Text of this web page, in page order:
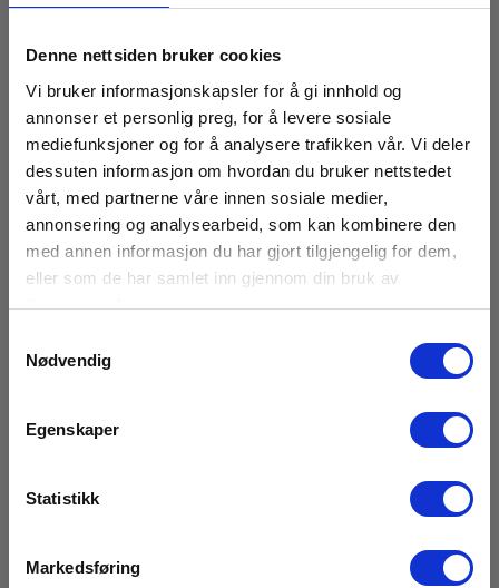
Denne nettsiden bruker cookies
Vi bruker informasjonskapsler for å gi innhold og
annonser et personlig preg, for å levere sosiale
mediefunksjoner og for å analysere trafikken vår. Vi deler
dessuten informasjon om hvordan du bruker nettstedet
vårt, med partnerne våre innen sosiale medier,
annonsering og analysearbeid, som kan kombinere den
med annen informasjon du har gjort tilgjengelig for dem,
eller som de har samlet inn gjennom din bruk av
tjenestene deres.
Nødvendig
Egenskaper
Statistikk
Markedsføring
Snart på sentrallager
760,00 NOK Ekskl. mva
Les mer Kjøp nå